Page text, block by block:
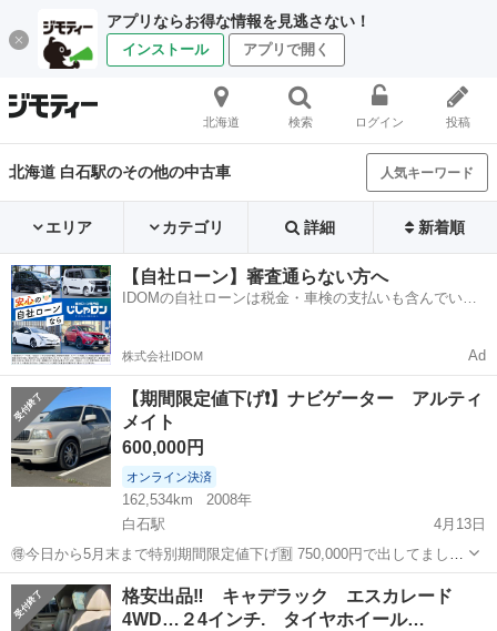
アプリならお得な情報を見逃さない！
インストール アプリで開く
北海道 検索 ログイン 投稿
北海道 白石駅のその他の中古車 人気キーワード
エリア カテゴリ 詳細 新着順
【自社ローン】審査通らない方へ
IDOMの自社ローンは税金・車検の支払いも含んでいる
株式会社IDOM Ad
【期間限定値下げ❗️】ナビゲーター アルティ
メイト
600,000円
オンライン決済
162,534km
2008年
白石駅
4月13日
🉐今日から5月末まで特別期間限定値下げ🈹 750,000円で出してました
が、置き場所の都合により、期間限定で600,000円に緊急値下げいたし
ます！ ご興味のある方は是非、メッセージお願いいたします。 ご覧い
ただきありがと...
北海道 札幌市 白石駅 その他 ナビゲーター
格安出品‼️ キャデラック エスカレード
4WD…２4インチ. タイヤホイール…